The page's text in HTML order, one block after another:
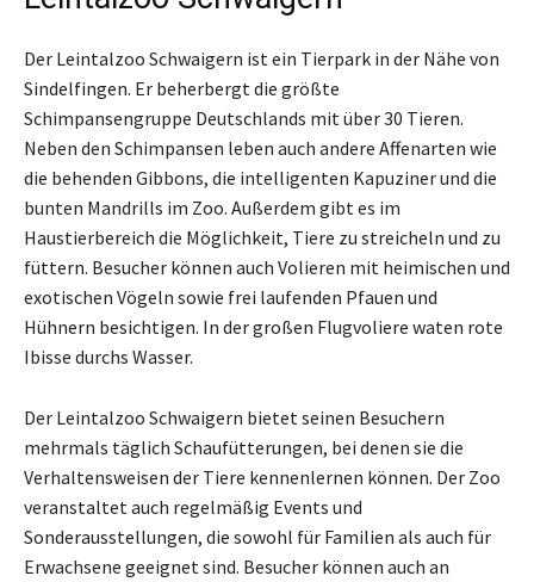
Der Leintalzoo Schwaigern ist ein Tierpark in der Nähe von
Sindelfingen. Er beherbergt die größte
Schimpansengruppe Deutschlands mit über 30 Tieren.
Neben den Schimpansen leben auch andere Affenarten wie
die behenden Gibbons, die intelligenten Kapuziner und die
bunten Mandrills im Zoo. Außerdem gibt es im
Haustierbereich die Möglichkeit, Tiere zu streicheln und zu
füttern. Besucher können auch Volieren mit heimischen und
exotischen Vögeln sowie frei laufenden Pfauen und
Hühnern besichtigen. In der großen Flugvoliere waten rote
Ibisse durchs Wasser.
Der Leintalzoo Schwaigern bietet seinen Besuchern
mehrmals täglich Schaufütterungen, bei denen sie die
Verhaltensweisen der Tiere kennenlernen können. Der Zoo
veranstaltet auch regelmäßig Events und
Sonderausstellungen, die sowohl für Familien als auch für
Erwachsene geeignet sind. Besucher können auch an